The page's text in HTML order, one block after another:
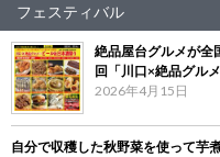
フェスティバル
絶品屋台グルメが
回「川口×絶品グル
2026年4月15日
自分で収穫した秋野菜を使って